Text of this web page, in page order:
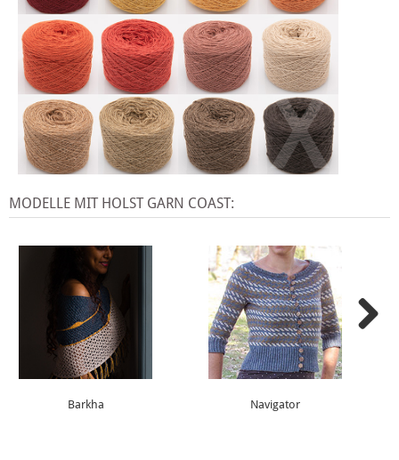
X
MODELLE MIT HOLST GARN COAST:
Barkha Navigator